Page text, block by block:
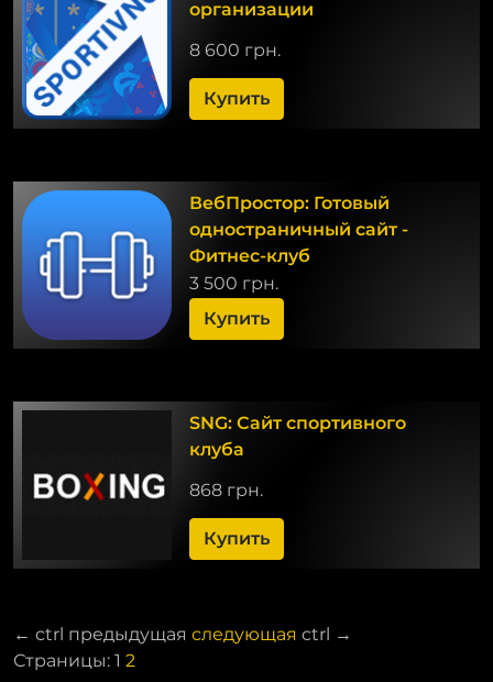
организации
8 600 грн.
Купить
ВебПростор: Готовый
одностраничный сайт -
Фитнес-клуб
3 500 грн.
Купить
SNG: Сайт спортивного
клуба
868 грн.
Купить
← ctrl предыдущая следующая ctrl →
Страницы: 1 2